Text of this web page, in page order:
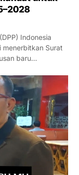
Indonesia
menerbitkan Surat
baru…